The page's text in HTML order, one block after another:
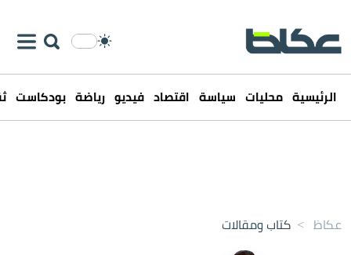
الرئيسية محليات سياسة اقتصاد فيديو رياضة بودكاست
عكاظ > كتاب ومقالات